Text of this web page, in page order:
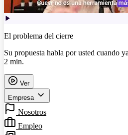
El problema del cierre
Su propuesta habla por usted cuando
2 min.
Ver
Empresa
Nosotros
Empleo